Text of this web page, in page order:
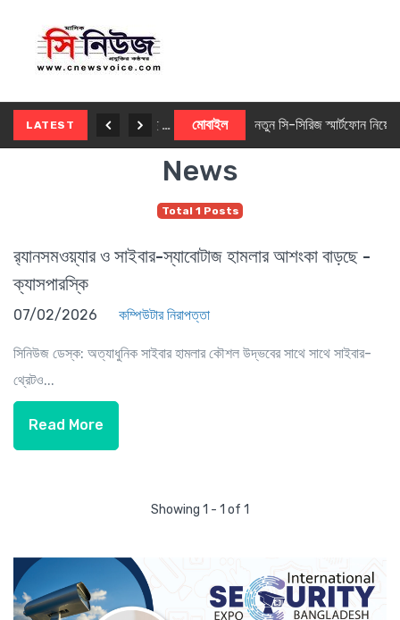
LATEST মোবাইল নতুন সি-সিরিজ স্মার্টফোন নিয়ে আসছে রিয়েলমি
News
Total 1 Posts
র‌্যানসমওয়্যার ও সাইবার-স্যাবোটাজ হামলার আশংকা বাড়ছে -
ক্যাসপারস্কি
07/02/2026 কম্পিউটার নিরাপত্তা
সিনিউজ ডেস্ক: অত্যাধুনিক সাইবার হামলার কৌশল উদ্ভবের সাথে সাথে সাইবার-
থ্রেটও...
Read More
Showing 1 - 1 of 1